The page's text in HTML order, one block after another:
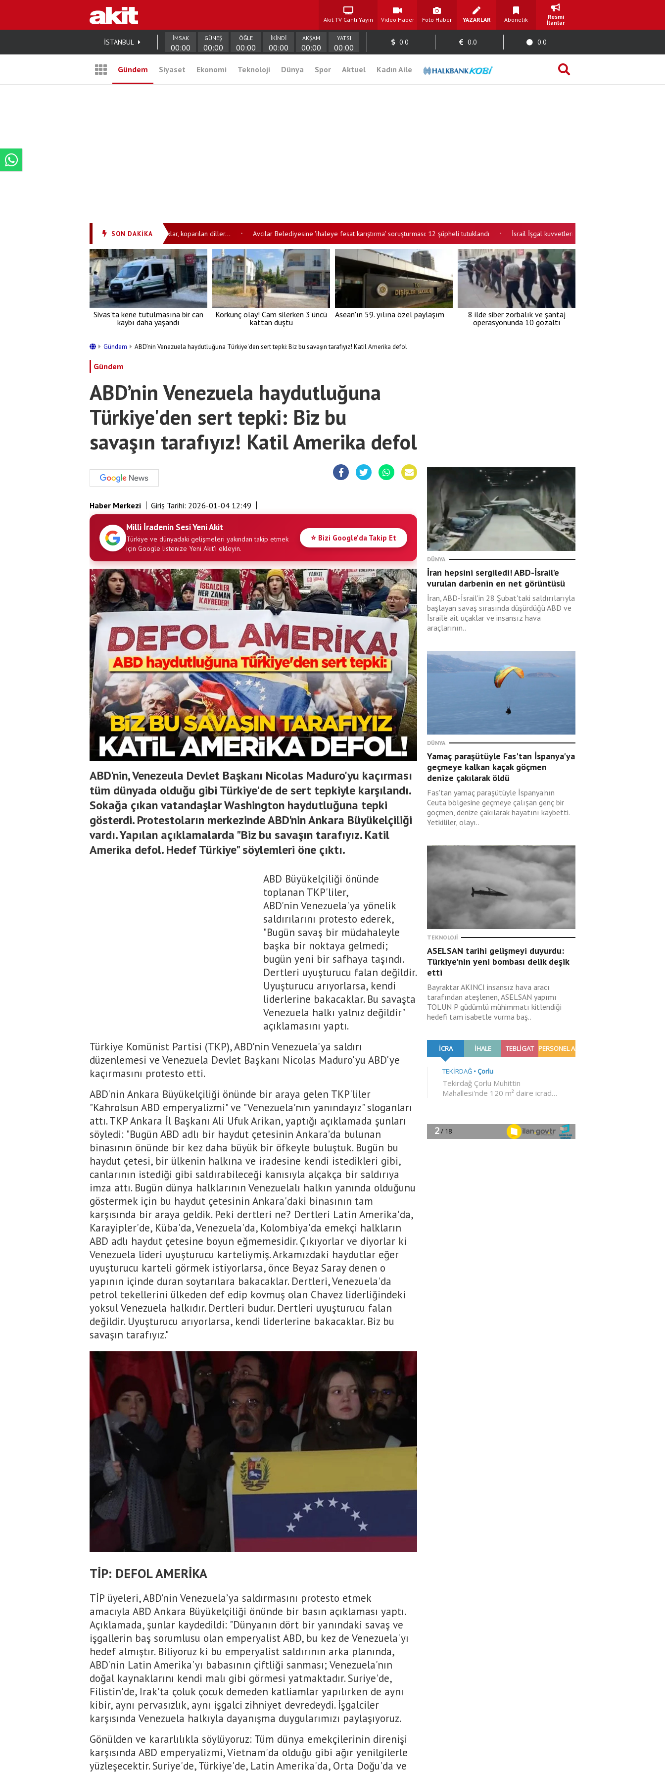
Akit TV Canlı Yayın Video Haber Foto Haber YAZARLAR Abonelik
Resmi
İlanlar
İSTANBUL İMSAK
00:00
GÜNEŞ
00:00
ÖĞLE
00:00
İKİNDİ
00:00
AKŞAM
00:00
YATSI
00:00
0.0 0.0 0.0
Gündem Siyaset Ekonomi Teknoloji Dünya Spor Aktuel Kadın Aile
SON DAKİKA
Çocukları 'ibret olsun' diye götürüyorlar: Çığlıklar, koparılan diller... • Avcılar Belediyesine 'ihaleye fesat karıştırma' soruşturması: 12 şüpheli tutuklandı • İsrail İşgal kuvvetleri Lübnan'a saldırıyor! Güneyde
Sivas’ta kene tutulmasına bir can
kaybı daha yaşandı
Korkunç olay! Cam silerken 3’üncü
kattan düştü
Asean'ın 59. yılına özel paylaşım
8 ilde siber zorbalık ve şantaj
operasyonunda 10 gözaltı
Gündem ABD’nin Venezuela haydutluğuna Türkiye'den sert tepki: Biz bu savaşın tarafıyız! Katil Amerika defol
Gündem
ABD’nin Venezuela haydutluğuna
Türkiye'den sert tepki: Biz bu
savaşın tarafıyız! Katil Amerika defol
Haber Merkezi Giriş Tarihi: 2026-01-04 12:49
Milli İradenin Sesi Yeni Akit
Türkiye ve dünyadaki gelişmeleri yakından takip etmek
için Google listenize Yeni Akit'i ekleyin.
⭐ Bizi Google'da Takip Et
ABD'nin, Venezeula Devlet Başkanı Nicolas Maduro'yu kaçırması
tüm dünyada olduğu gibi Türkiye'de de sert tepkiyle karşılandı.
Sokağa çıkan vatandaşlar Washington haydutluğuna tepki
gösterdi. Protestoların merkezinde ABD'nin Ankara Büyükelçiliği
vardı. Yapılan açıklamalarda "Biz bu savaşın tarafıyız. Katil
Amerika defol. Hedef Türkiye" söylemleri öne çıktı.
ABD Büyükelçiliği önünde
toplanan TKP'liler,
ABD'nin Venezuela'ya yönelik
saldırılarını protesto ederek,
"Bugün savaş bir müdahaleyle
başka bir noktaya gelmedi;
bugün yeni bir safhaya taşındı.
Dertleri uyuşturucu falan değildir.
Uyuşturucu arıyorlarsa, kendi
liderlerine bakacaklar. Bu savaşta
Venezuela halkı yalnız değildir"
açıklamasını yaptı.
Türkiye Komünist Partisi (TKP), ABD'nin Venezuela'ya saldırı
düzenlemesi ve Venezuela Devlet Başkanı Nicolas Maduro'yu ABD'ye
kaçırmasını protesto etti.
ABD'nin Ankara Büyükelçiliği önünde bir araya gelen TKP'liler
"Kahrolsun ABD emperyalizmi" ve "Venezuela'nın yanındayız" sloganları
attı. TKP Ankara İl Başkanı Ali Ufuk Arikan, yaptığı açıklamada şunları
söyledi: "Bugün ABD adlı bir haydut çetesinin Ankara’da bulunan
binasının önünde bir kez daha büyük bir öfkeyle buluştuk. Bugün bu
haydut çetesi, bir ülkenin halkına ve iradesine kendi istedikleri gibi,
canlarının istediği gibi saldırabileceği kanısıyla alçakça bir saldırıya
imza attı. Bugün dünya halklarının Venezuelalı halkın yanında olduğunu
göstermek için bu haydut çetesinin Ankara'daki binasının tam
karşısında bir araya geldik. Peki dertleri ne? Dertleri Latin Amerika'da,
Karayipler'de, Küba'da, Venezuela'da, Kolombiya'da emekçi halkların
ABD adlı haydut çetesine boyun eğmemesidir. Çıkıyorlar ve diyorlar ki
Venezuela lideri uyuşturucu karteliymiş. Arkamızdaki haydutlar eğer
uyuşturucu karteli görmek istiyorlarsa, önce Beyaz Saray denen o
yapının içinde duran soytarılara bakacaklar. Dertleri, Venezuela'da
petrol tekellerini ülkeden def edip kovmuş olan Chavez liderliğindeki
yoksul Venezuela halkıdır. Dertleri budur. Dertleri uyuşturucu falan
değildir. Uyuşturucu arıyorlarsa, kendi liderlerine bakacaklar. Biz bu
savaşın tarafıyız."
TİP: DEFOL AMERİKA
TİP üyeleri, ABD’nin Venezuela’ya saldırmasını protesto etmek
amacıyla ABD Ankara Büyükelçiliği önünde bir basın açıklaması yaptı.
Açıklamada, şunlar kaydedildi: "Dünyanın dört bir yanındaki savaş ve
işgallerin baş sorumlusu olan emperyalist ABD, bu kez de Venezuela'yı
hedef almıştır. Biliyoruz ki bu emperyalist saldırının arka planında,
ABD'nin Latin Amerika'yı babasının çiftliği sanması; Venezuela'nın
doğal kaynaklarını kendi malı gibi görmesi yatmaktadır. Suriye'de,
Filistin'de, Irak'ta çoluk çocuk demeden katliamlar yapılırken de aynı
kibir, aynı pervasızlık, aynı işgalci zihniyet devredeydi. İşgalciler
karşısında Venezuela halkıyla dayanışma duygularımızı paylaşıyoruz.
Gönülden ve kararlılıkla söylüyoruz: Tüm dünya emekçilerinin direnişi
karşısında ABD emperyalizmi, Vietnam'da olduğu gibi ağır yenilgilerle
yüzleşecektir. Suriye'de, Türkiye'de, Latin Amerika'da, Orta Doğu'da ve
DÜNYA
İran hepsini sergiledi! ABD-İsrail’e
vurulan darbenin en net görüntüsü
İran, ABD-İsrail'in 28 Şubat'taki saldırılarıyla
başlayan savaş sırasında düşürdüğü ABD ve
İsrail'e ait uçaklar ve insansız hava
araçlarının..
DÜNYA
Yamaç paraşütüyle Fas'tan İspanya'ya
geçmeye kalkan kaçak göçmen
denize çakılarak öldü
Fas'tan yamaç paraşütüyle İspanya'nın
Ceuta bölgesine geçmeye çalışan genç bir
göçmen, denize çakılarak hayatını kaybetti.
Yetkililer, olayı..
TEKNOLOJI
ASELSAN tarihi gelişmeyi duyurdu:
Türkiye'nin yeni bombası delik deşik
etti
Bayraktar AKINCI insansız hava aracı
tarafından ateşlenen, ASELSAN yapımı
TOLUN P güdümlü mühimmatı kitlendiği
hedefi tam isabetle vurma baş..